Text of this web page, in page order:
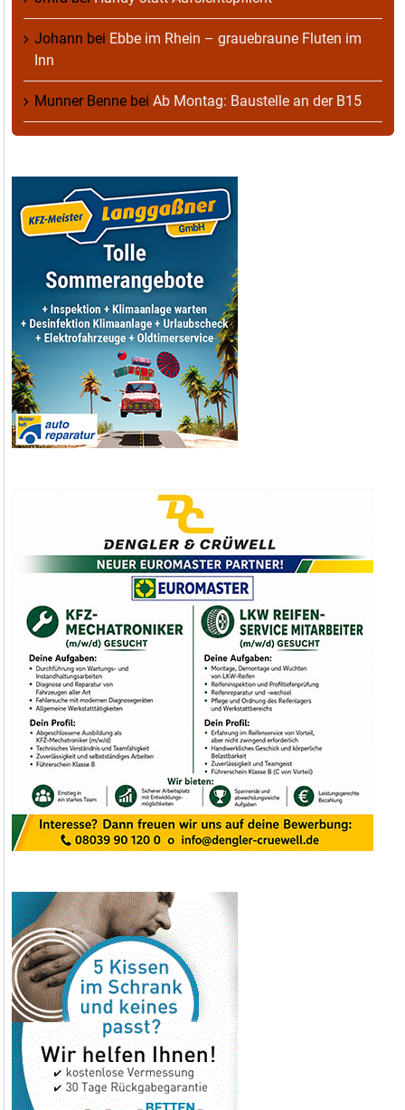
Johann bei Ebbe im Rhein – grauebraune Fluten im
Inn
Munner Benne bei Ab Montag: Baustelle an der B15